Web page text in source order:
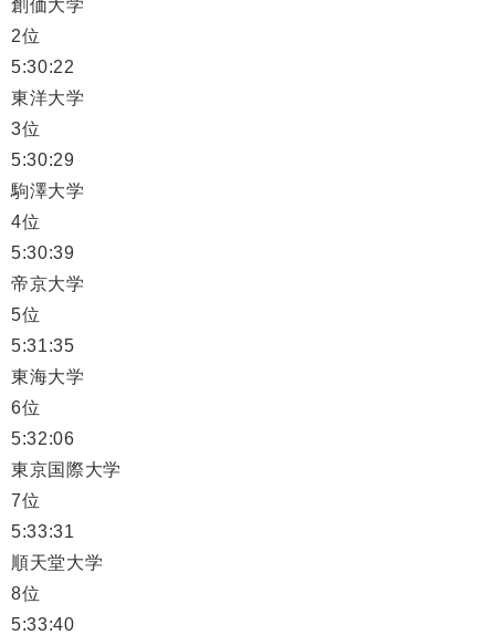
創価大学
2位
5:30:22
東洋大学
3位
5:30:29
駒澤大学
4位
5:30:39
帝京大学
5位
5:31:35
東海大学
6位
5:32:06
東京国際大学
7位
5:33:31
順天堂大学
8位
5:33:40